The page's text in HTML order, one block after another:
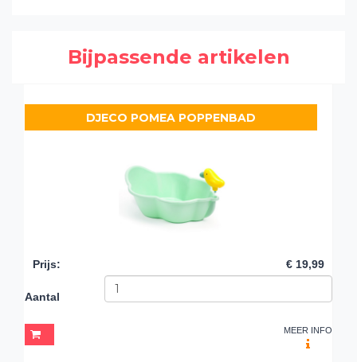
Bijpassende artikelen
DJECO POMEA POPPENBAD
Prijs: € 19,99
Aantal
MEER INFO